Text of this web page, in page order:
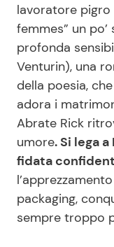
lavoratore pigro
femmes” un
profonda
Venturin), una
della poesia,
adora i
Abrate Rick
umore. Si lega
fidata
packaging,
sempre troppo